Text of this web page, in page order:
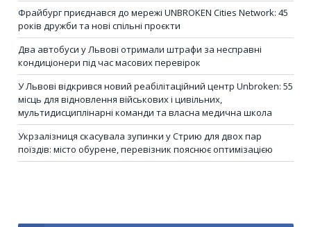
Фрайбург приєднався до мережі UNBROKEN Cities Network: 45
років дружби та нові спільні проєкти
Два автобуси у Львові отримали штрафи за несправні
кондиціонери під час масових перевірок
У Львові відкрився новий реабілітаційний центр Unbroken: 55
місць для відновлення військових і цивільних,
мультидисциплінарні команди та власна медична школа
Укрзалізниця скасувала зупинки у Стрию для двох пар
поїздів: місто обурене, перевізник пояснює оптимізацією